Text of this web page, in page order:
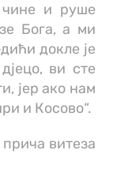
чине и руше
Бога, а ми
докле је
ви сте
јер ако нам
и Косово“.
витеза